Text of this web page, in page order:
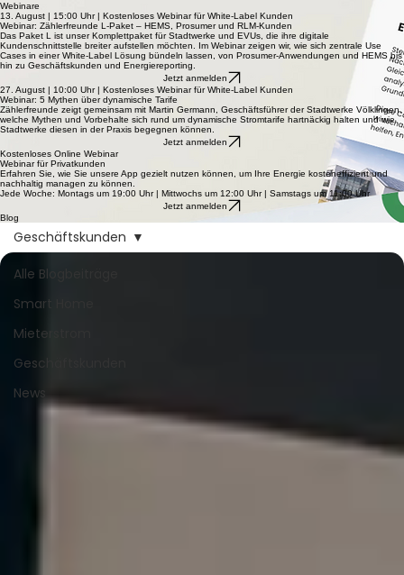
Webinare
13. August | 15:00 Uhr | Kostenloses Webinar für White-Label Kunden
Webinar: Zählerfreunde L-Paket – HEMS, Prosumer und RLM-Kunden
Das Paket L ist unser Komplettpaket für Stadtwerke und EVUs, die ihre digitale
Kundenschnittstelle breiter aufstellen möchten. Im Webinar zeigen wir, wie sich zentrale Use
Cases in einer White-Label Lösung bündeln lassen, von Prosumer-Anwendungen und HEMS bis
hin zu Geschäftskunden und Energiereporting.
Jetzt anmelden
27. August | 10:00 Uhr | Kostenloses Webinar für White-Label Kunden
Webinar: 5 Mythen über dynamische Tarife
Zählerfreunde zeigt gemeinsam mit Martin Germann, Geschäftsführer der Stadtwerke Völklingen,
welche Mythen und Vorbehalte sich rund um dynamische Stromtarife hartnäckig halten und wie
Stadtwerke diesen in der Praxis begegnen können.
Jetzt anmelden
Kostenloses Online Webinar
Webinar für Privatkunden
Erfahren Sie, wie Sie unsere App gezielt nutzen können, um Ihre Energie kosteneffizient und
nachhaltig managen zu können.
Jede Woche: Montags um 19:00 Uhr | Mittwochs um 12:00 Uhr | Samstags um 11:00 Uhr
Jetzt anmelden
Blog
Alle Blogbeiträge
Smart Home
Mieterstrom
Geschäftskunden
News
Geschäftskunden